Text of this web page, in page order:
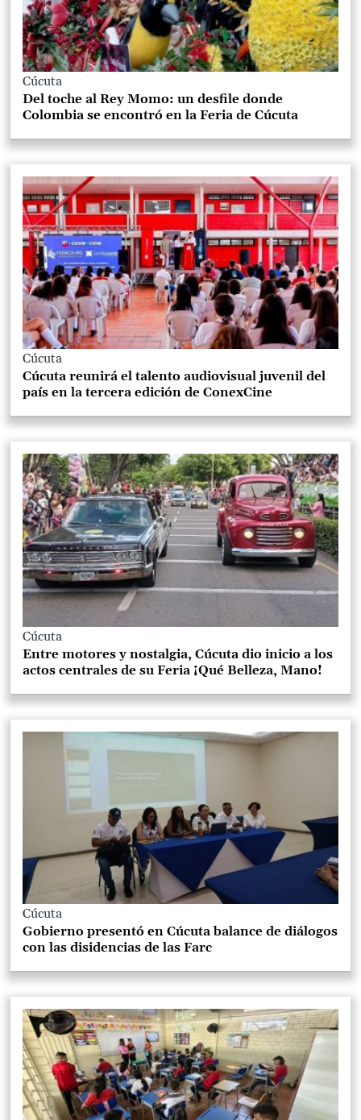
Cúcuta
Del toche al Rey Momo: un desfile donde
Colombia se encontró en la Feria de Cúcuta
Cúcuta
Cúcuta reunirá el talento audiovisual juvenil del
país en la tercera edición de ConexCine
Cúcuta
Entre motores y nostalgia, Cúcuta dio inicio a los
actos centrales de su Feria ¡Qué Belleza, Mano!
Cúcuta
Gobierno presentó en Cúcuta balance de diálogos
con las disidencias de las Farc